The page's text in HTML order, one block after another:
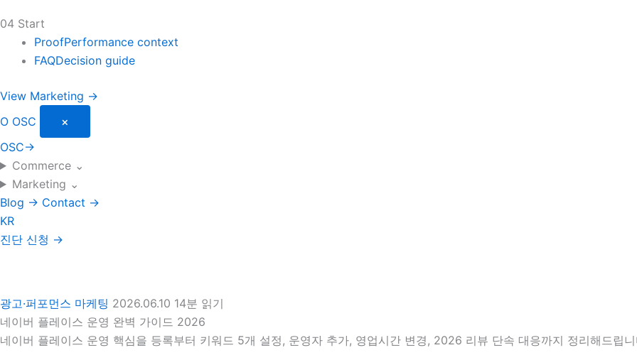
04 Start
ProofPerformance context
FAQDecision guide
View Marketing →
O OSC
×
OSC→
Commerce ⌄
Marketing ⌄
Blog → Contact →
KR
진단 신청 →
광고·퍼포먼스 마케팅 2026.06.10 14분 읽기
네이버 플레이스 운영 완벽 가이드 2026
네이버 플레이스 운영 핵심을 등록부터 키워드 5개 설정, 운영자 추가, 영업시간 변경, 2026 리뷰 단속 대응까지 정리해드립